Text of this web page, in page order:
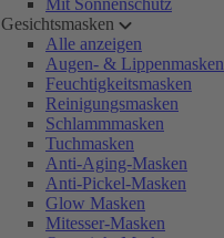
Mit Sonnenschutz
Gesichtsmasken
Alle anzeigen
Augen- & Lippenmasken
Feuchtigkeitsmasken
Reinigungsmasken
Schlammmasken
Tuchmasken
Anti-Aging-Masken
Anti-Pickel-Masken
Glow Masken
Mitesser-Masken